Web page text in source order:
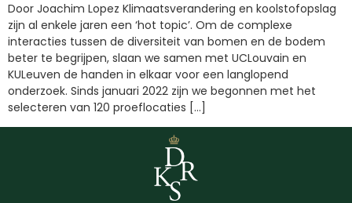
Door Joachim Lopez Klimaatsverandering en koolstofopslag
zijn al enkele jaren een ‘hot topic’. Om de complexe
interacties tussen de diversiteit van bomen en de bodem
beter te begrijpen, slaan we samen met UCLouvain en
KULeuven de handen in elkaar voor een langlopend
onderzoek. Sinds januari 2022 zijn we begonnen met het
selecteren van 120 proeflocaties […]